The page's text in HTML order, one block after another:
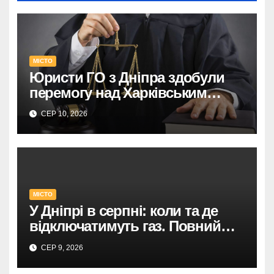
МІСТО
Юристи ГО з Дніпра здобули
перемогу над Харківським
адмінсудом у Верховному Суді.
СЕР 10, 2026
МІСТО
У Дніпрі в серпні: коли та де
відключатимуть газ. Повний
список адрес і термінів.
СЕР 9, 2026